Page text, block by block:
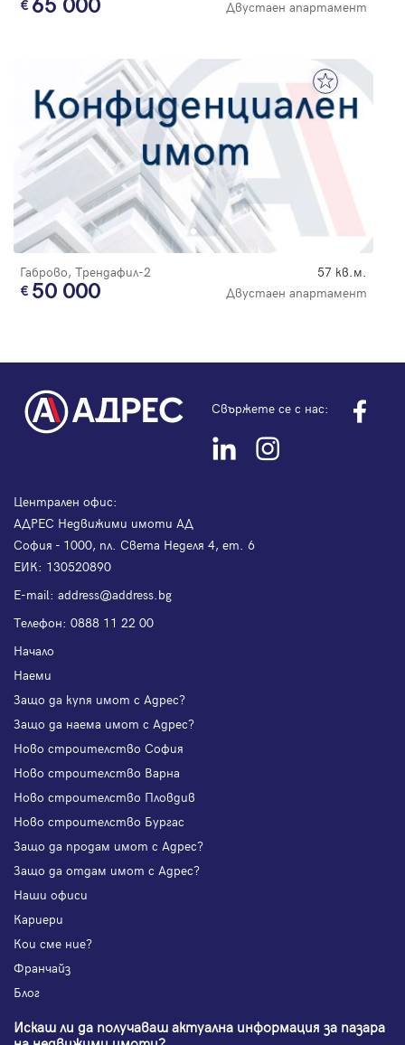
65 000 Двустаен апартамент
Габрово, Трендафил-2 57 кв.м.
50 000 Двустаен апартамент
Свържете се с нас:
Централен офис:
АДРЕС Недвижими имоти АД
София - 1000, пл. Света Неделя 4, ет. 6
ЕИК: 130520890
Е-mail: address@address.bg
Телефон: 0888 11 22 00
Начало
Наеми
Защо да купя имот с Адрес?
Защо да наема имот с Адрес?
Ново строителство София
Ново строителство Варна
Ново строителство Пловдив
Ново строителство Бургас
Защо да продам имот с Адрес?
Защо да отдам имот с Адрес?
Наши офиси
Кариери
Кои сме ние?
Франчайз
Блог
Искаш ли да получаваш актуална информация за пазара